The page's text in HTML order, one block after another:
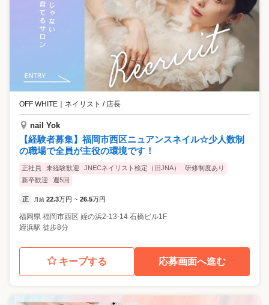
OFF WHITE ｜ ネイリスト / 店長
nail Yok
【経験者募集】福岡市西区ニュアンスネイル☆少人数制
の職場で全員が主役の環境です！
正社員 未経験歓迎 JNECネイリスト検定（旧JNA）
研修制度あり
新卒歓迎
週5回
正 月給 22.3万円 ~ 26.5万円
福岡県 福岡市西区 姪の浜2-13-14 石橋ビル1F
姪浜駅 徒歩8分
キープする 応募画面へ進む